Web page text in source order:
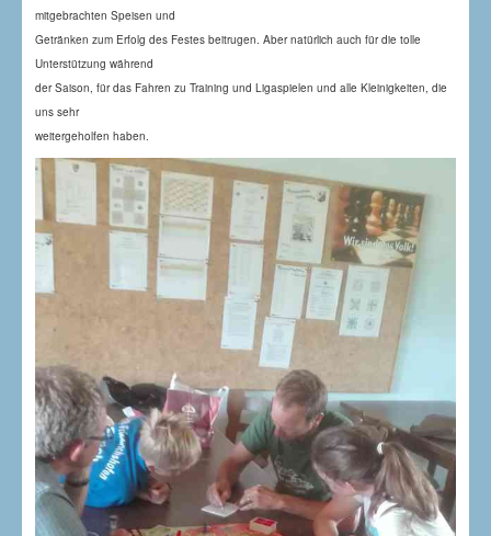
mitgebrachten Speisen und
Getränken zum Erfolg des Festes beitrugen. Aber natürlich auch für die tolle
Unterstützung während
der Saison, für das Fahren zu Training und Ligaspielen und alle Kleinigkeiten, die
uns sehr
weitergeholfen haben.